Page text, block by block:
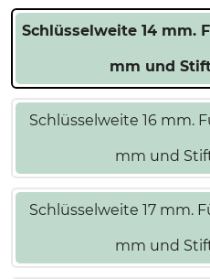
Schlüsselweite 14 mm.
mm und
Schlüsselweite 16 mm.
mm und
Schlüsselweite 17 mm.
mm und